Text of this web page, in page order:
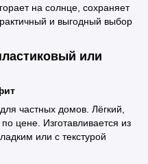
на солнце, сохраняет
и выгодный выбор
или
частных домов. Лёгкий,
цене. Изготавливается из
или с текстурой